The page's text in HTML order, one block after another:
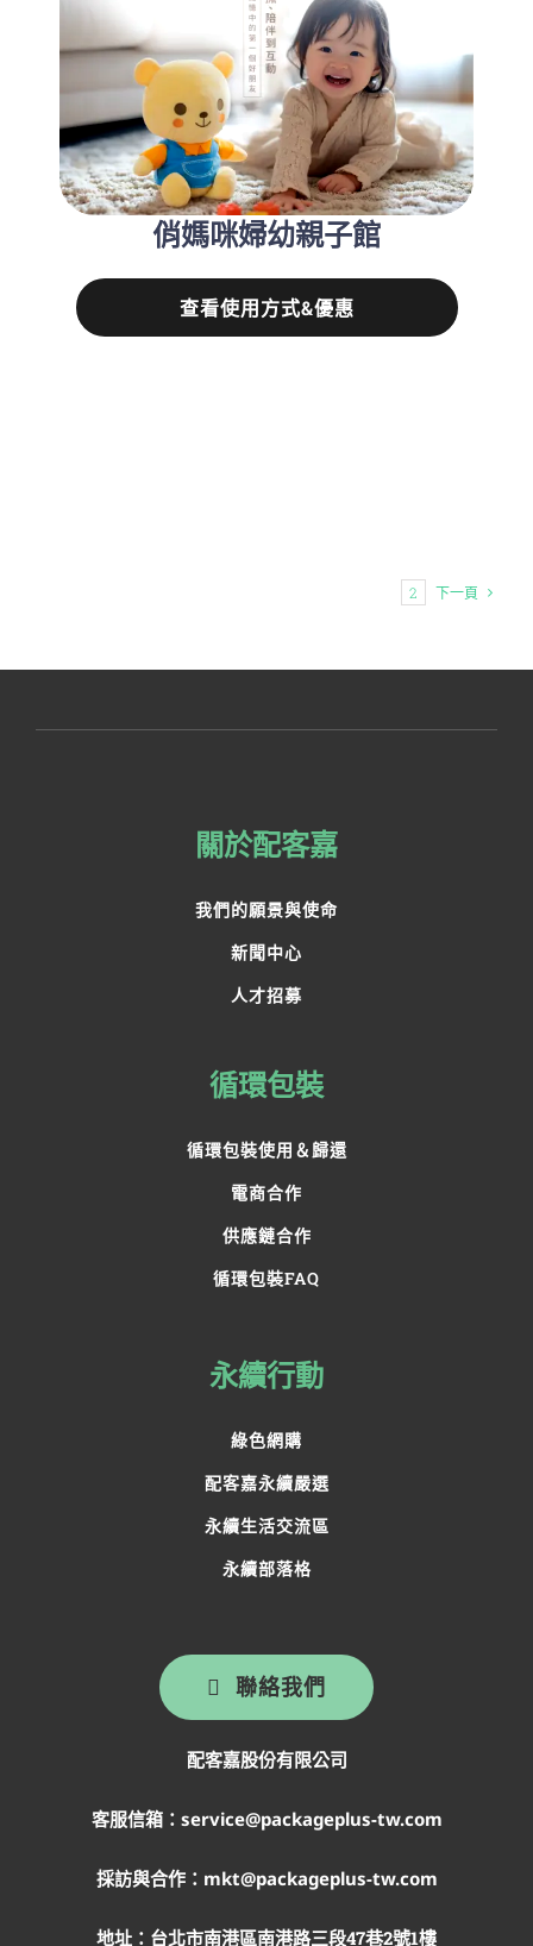
俏媽咪婦幼親子館
查看使用方式&優惠
2 下一頁
關於配客嘉
我們的願景與使命
新聞中心
人才招募
循環包裝
循環包裝使用＆歸還
電商合作
供應鏈合作
循環包裝FAQ
聯絡我們
配客嘉股份有限公司
客服信箱：service@packageplus-tw.com
採訪與合作：mkt@packageplus-tw.com
地址： 台北市南港區南港路三段47巷2號1樓
永續行動
綠色網購
配客嘉永續嚴選
永續生活交流區
永續部落格